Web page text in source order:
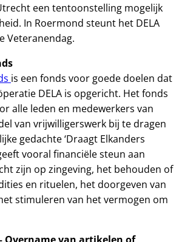
een tentoonstelling mogelijk
In Roermond steunt het DELA
Veteranendag.
is een fonds voor goede doelen dat
DELA is opgericht. Het fonds
alle leden en medewerkers van
van vrijwilligerswerk bij te dragen
gedachte ‘Draagt Elkanders
vooral financiële steun aan
zijn op zingeving, het behouden of
en rituelen, het doorgeven van
stimuleren van het vermogen om